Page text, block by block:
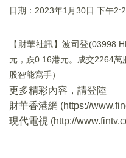
日期：2023年1月30日 下午
【財華社訊】波司登
元，跌0.16港元。成交2264
股智能寫手）
更多精彩內容，請登陸
財華香港網 (https://
現代電視 (http://